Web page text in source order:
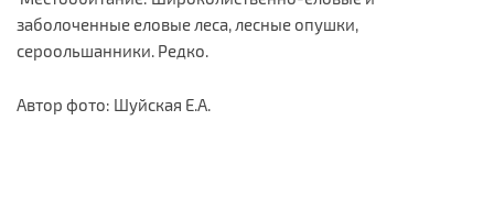
заболоченные еловые леса, лесные опушки,
сероольшанники. Редко.
Автор фото: Шуйская Е.А.